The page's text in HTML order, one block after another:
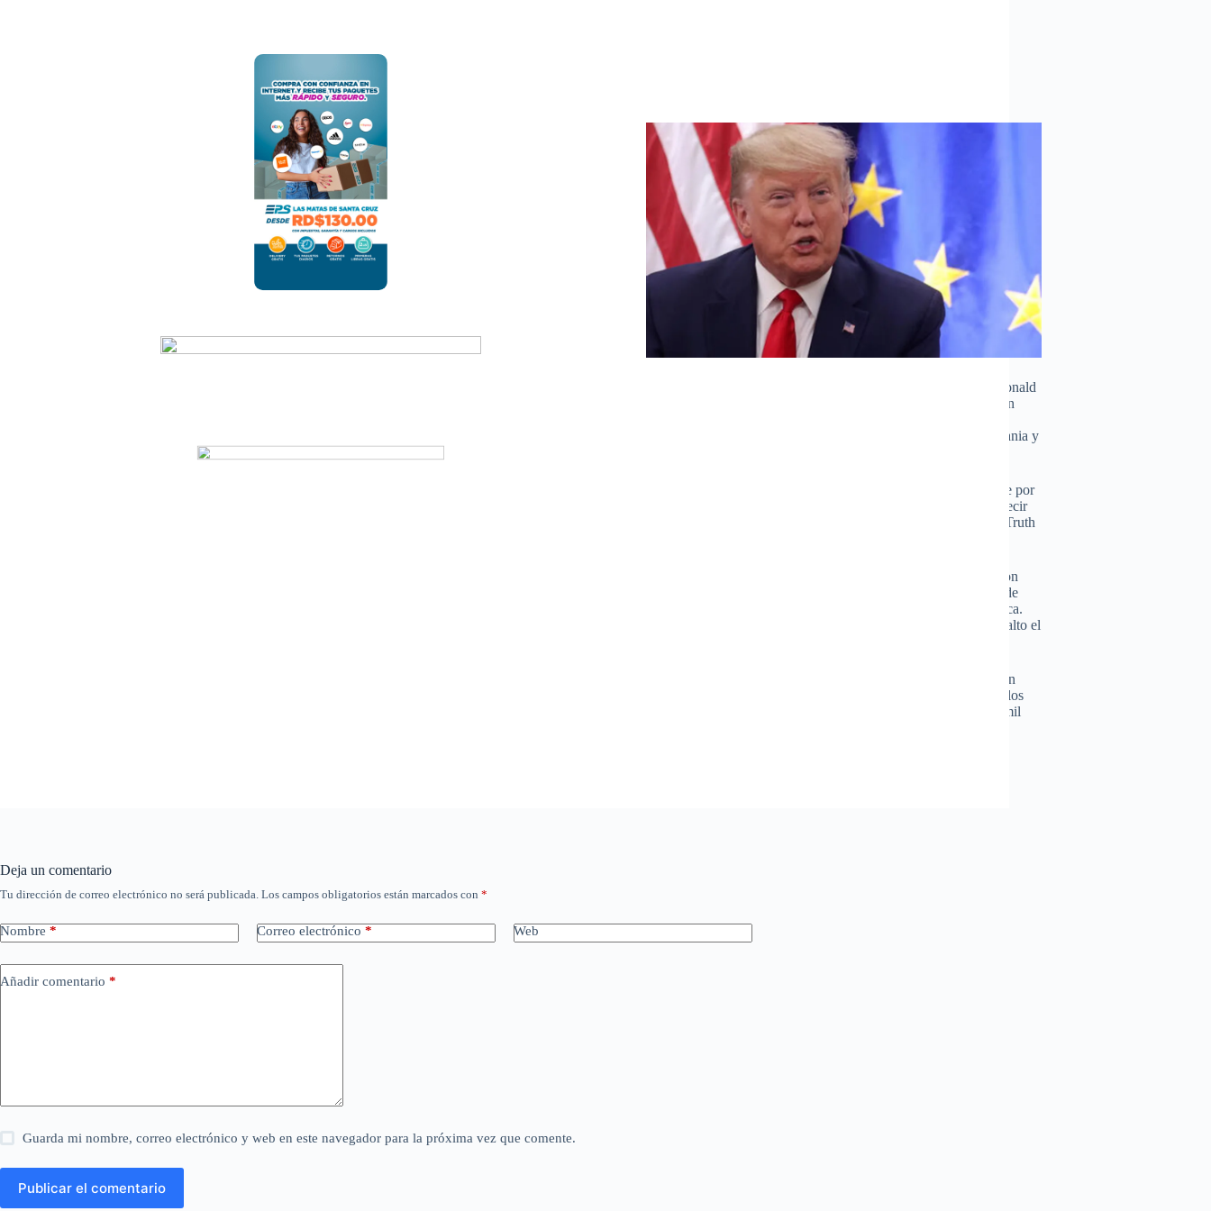
WASHINGTON 27 May.- El presidente de Estados Unidos, Donald
Trump, ha advertido de que su homólogo ruso «está jugando con
«completamente loco» por mantener los bombardeos sobre Ucrania y
«De lo que no se da cuenta Vladimir Putin es de que, si no fuese por
mí, a Rusia ya le habrían pasado muchas cosas mala, y quiero decir
muy malas», ha subrayado Trump en su cuenta en la red social Truth
Trump, que hace poco más de una semana habló por teléfono con
Putin, ha expresado en varias ocasiones su malestar por la falta de
avances en el proceso de diálogo impulsado desde la Casa Blanca.
Putin ha hecho caso omiso de los constantes llamamientos a un alto el
Los gobiernos de Rusia y Ucrania mantuvieron el 16 de mayo en
Turquía sus primeros contactos directos en más de tres años, de los
que surgió como único compromiso tangible el intercambio de mil
Deja un comentario
Tu dirección de correo electrónico no será publicada. Los campos obligatorios están marcados con *
Nombre * Correo electrónico * Web
Añadir comentario *
Guarda mi nombre, correo electrónico y web en este navegador para la próxima vez que comente.
Publicar el comentario